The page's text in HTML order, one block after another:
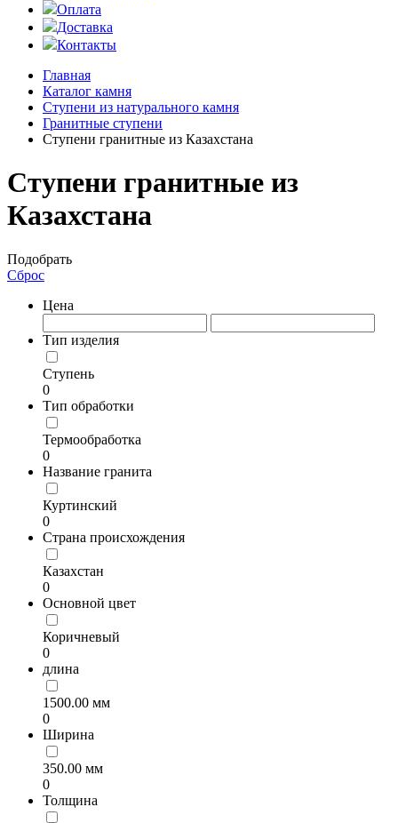
Оплата
Доставка
Контакты
Главная
Каталог камня
Ступени из натурального камня
Гранитные ступени
Ступени гранитные из Казахстана
Ступени гранитные из
Казахстана
Подобрать
Сброс
Цена
Тип изделия
Ступень
0
Тип обработки
Термообработка
0
Название гранита
Куртинский
0
Страна происхождения
Казахстан
0
Основной цвет
Коричневый
0
длина
1500.00 мм
0
Ширина
350.00 мм
0
Толщина